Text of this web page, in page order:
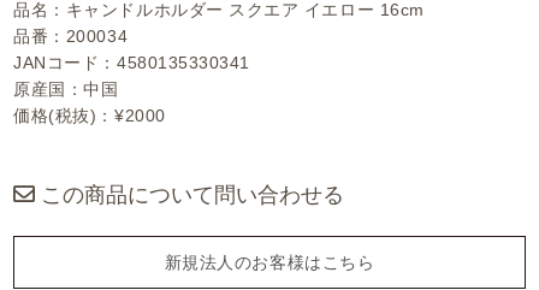
品名：キャンドルホルダー スクエア イエロー 16cm
品番：200034
JANコード：4580135330341
原産国：中国
価格(税抜)：¥2000
この商品について問い合わせる
新規法人のお客様はこちら